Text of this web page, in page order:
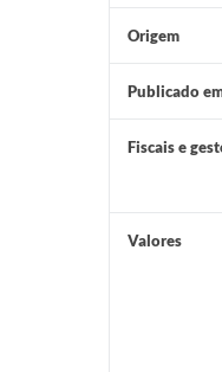
Origem
Publicado
Fiscais e
Valores